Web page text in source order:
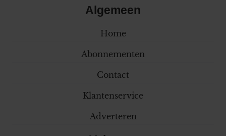
Algemeen
Home
Abonnementen
Contact
Klantenservice
Adverteren